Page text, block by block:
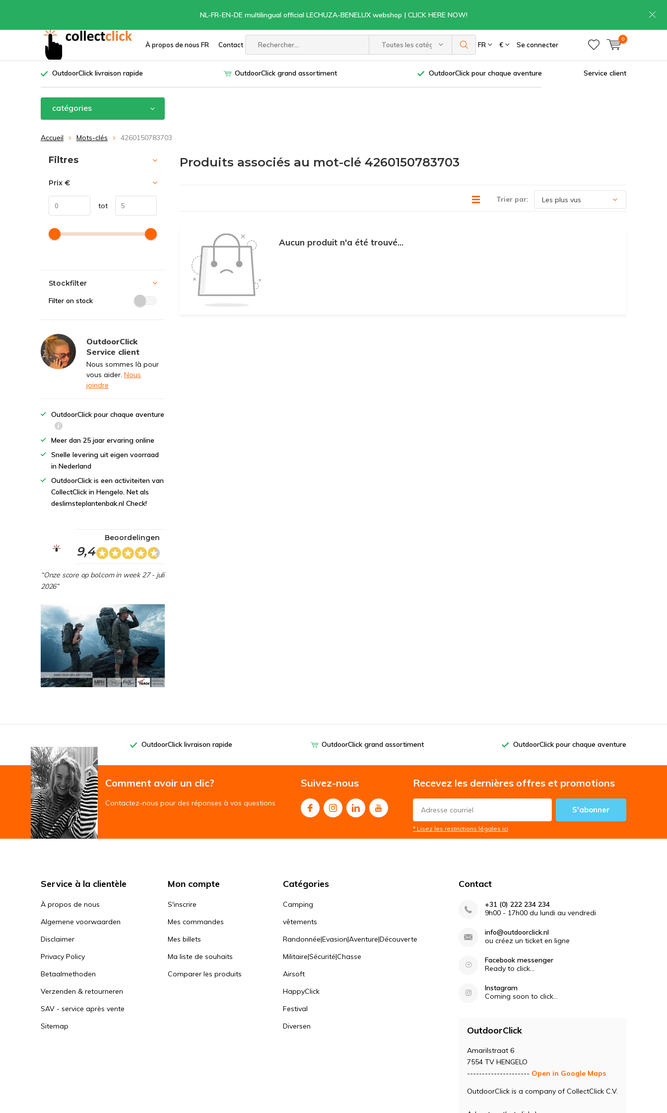
À propos de nous FR Contact Toutes les catégories FR € Se connecter
0
NL-FR-EN-DE multilingual official LECHUZA-BENELUX webshop | CLICK HERE NOW!
OutdoorClick livraison rapide OutdoorClick grand assortiment OutdoorClick pour chaque aventure Service client
catégories
Accueil Mots-clés 4260150783703
Produits associés au mot-clé 4260150783703
Trier par:
Aucun produit n'a été trouvé...
Trier par:
Filtres
Prix €
tot
Stockfilter
Filter on stock
OutdoorClick
Service client
Nous sommes là pour
vous aider. Nous
joindre
OutdoorClick pour chaque aventure
Meer dan 25 jaar ervaring online
Snelle levering uit eigen voorraad
in Nederland
OutdoorClick is een activiteiten van
CollectClick in Hengelo. Net als
deslimsteplantenbak.nl Check!
9,4
Beoordelingen
“Onze score op bol.com in week 27 - juli
2026”
OutdoorClick livraison rapide OutdoorClick grand assortiment OutdoorClick pour chaque aventure
Comment avoir un clic?
Contactez-nous pour des réponses à vos questions
Suivez-nous Recevez les dernières offres et promotions
S'abonner
* Lisez les restrictions légales ici
Service à la clientèle
À propos de nous
Algemene voorwaarden
Disclaimer
Privacy Policy
Betaalmethoden
Verzenden & retourneren
SAV - service après vente
Sitemap
Mon compte
S'inscrire
Mes commandes
Mes billets
Ma liste de souhaits
Comparer les produits
Catégories
Camping
vêtements
Randonnée|Evasion|Aventure|Découverte
Militaire|Sécurité|Chasse
Airsoft
HappyClick
Festival
Diversen
Contact
+31 (0) 222 234 234
9h00 - 17h00 du lundi au vendredi
info@outdoorclick.nl
ou créez un ticket en ligne
Facebook messenger
Ready to click...
Instagram
Coming soon to click...
OutdoorClick
Amarilstraat 6
7554 TV HENGELO
--------------------- Open in Google Maps
OutdoorClick is a company of CollectClick C.V.